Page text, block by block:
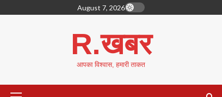
to
August 7, 2026
R.खबर
आपका विश्वास, हमारी ताकत